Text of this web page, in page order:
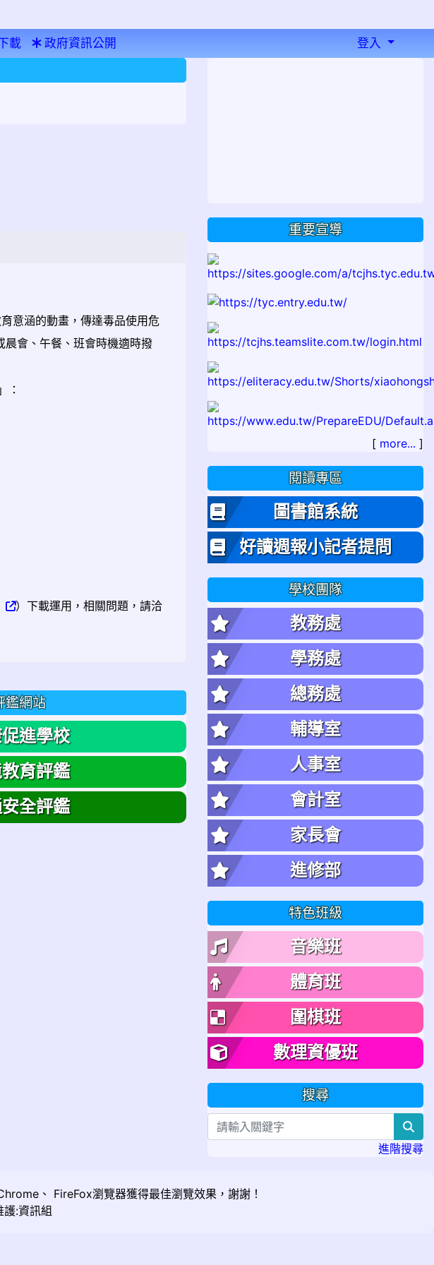
載 政府資訊公開 登入
意涵的動畫，傳達毒品使用危
晨會、午餐、班會時機適時撥
：
）下載運用，相關問題，請洽
鑑網站
進學校
育評鑑
全評鑑
重要宣導
[ more... ]
閱讀專區
圖書館系統
好讀週報小記者提問
學校團隊
教務處
學務處
總務處
輔導室
人事室
會計室
家長會
進修部
特色班級
音樂班
體育班
圍棋班
數理資優班
搜尋
進階搜尋
、 FireFox瀏覽器獲得最佳瀏覽效果，謝謝！
護:資訊組